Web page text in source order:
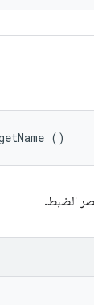
()
الضبط.